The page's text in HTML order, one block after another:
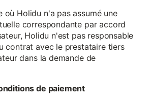
où Holidu n'a pas assumé une
correspondante par accord
Holidu n'est pas responsable
contrat avec le prestataire tiers
dans la demande de
de paiement